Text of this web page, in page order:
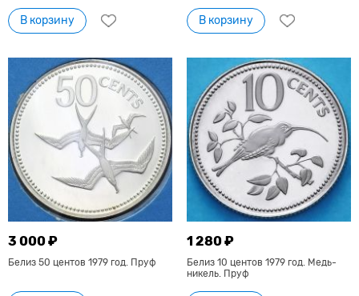
В корзину В корзину
3 000 ₽
Белиз 50 центов 1979 год. Пруф
1 280 ₽
Белиз 10 центов 1979 год. Медь-
никель. Пруф